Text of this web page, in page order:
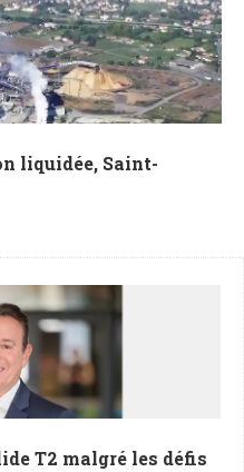
liquidée, Saint-
T2 malgré les défis